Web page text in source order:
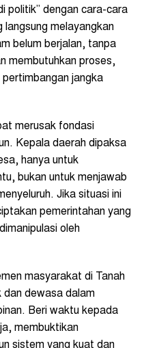
politik” dengan cara-cara
melayangkan
belum berjalan, tanpa
membutuhkan proses,
jangka
merusak fondasi
Kepala daerah dipaksa
hanya untuk
bukan untuk menjawab
Jika situasi ini
pemerintahan yang
oleh
masyarakat di Tanah
dan dewasa dalam
Beri waktu kepada
membuktikan
sistem yang kuat dan